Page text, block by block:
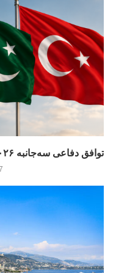
توافق دفاعی سه‌جانبه ۲۰۲۶ معادلات خاورمیانه را تغییر می‌دهد
7